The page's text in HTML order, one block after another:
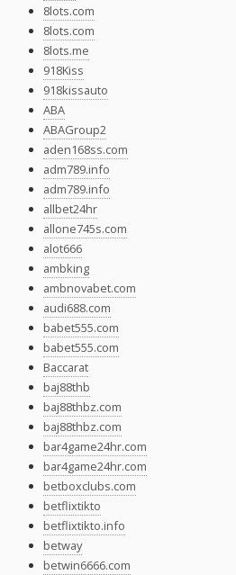
8lots.com
8lots.com
8lots.me
918Kiss
918kissauto
ABA
ABAGroup2
aden168ss.com
adm789.info
adm789.info
allbet24hr
allone745s.com
alot666
ambking
ambnovabet.com
audi688.com
babet555.com
babet555.com
Baccarat
baj88thb
baj88thbz.com
baj88thbz.com
bar4game24hr.com
bar4game24hr.com
betboxclubs.com
betflixtikto
betflixtikto.info
betway
betwin6666.com